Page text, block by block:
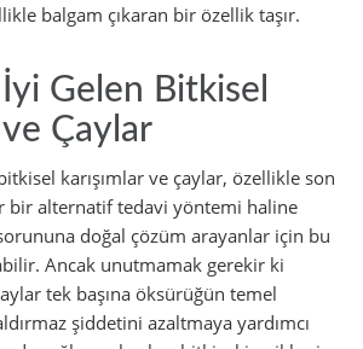
balgam çıkaran bir özellik taşır.
Gelen Bitkisel
ve Çaylar
karışımlar ve çaylar, özellikle son
bir alternatif tedavi yöntemi haline
doğal çözüm arayanlar için bu
Ancak unutmamak gerekir ki
tek başına öksürüğün temel
şiddetini azaltmaya yardımcı